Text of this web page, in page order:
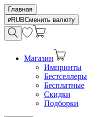
Главная
RUBСменить валюту
Магазин
Импринты
Бестселлеры
Бесплатные
Скидки
Подборки